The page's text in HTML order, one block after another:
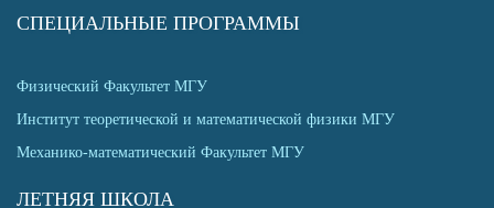
СПЕЦИАЛЬНЫЕ ПРОГРАММЫ
Физический Факультет МГУ
Институт теоретической и математической физики МГУ
Механико-математический Факультет МГУ
ЛЕТНЯЯ ШКОЛА